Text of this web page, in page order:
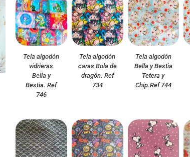
Tela algodón
vidrieras
Bella y
Bestia. Ref
746
Tela algodón
caras Bola de
dragón. Ref
734
Tela algodón
Bella y Bestia
Tetera y
Chip.Ref 744